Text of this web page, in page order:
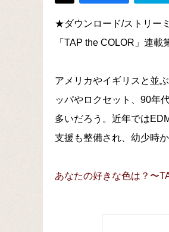
★ダウンロード/ストリー
「TAP the COLOR」連載
アメリカやイギリスと並
ッパやロクセット、90年
多いだろう。近年では
支援も整備され、幼少時
あなたの好きな色は？〜